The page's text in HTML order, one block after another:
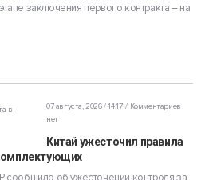
заключения первого контракта – на
07 августа, 2026 / 14:17
Комментариев
нет
Китай ужесточил правила
сообщило об ужесточении контроля за